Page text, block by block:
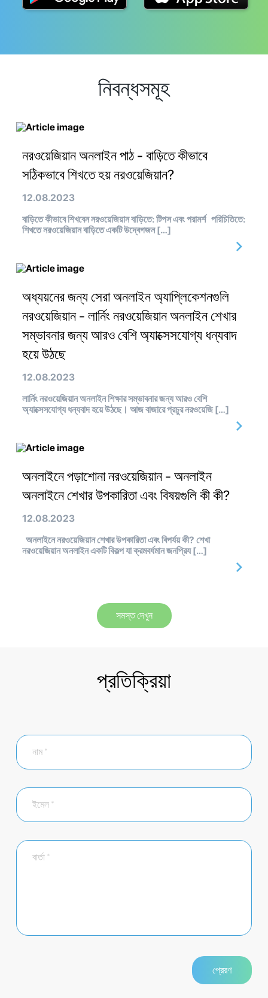
নিবন্ধসমূহ
নরওয়েজিয়ান অনলাইন পাঠ - বাড়িতে কীভাবে
সঠিকভাবে শিখতে হয় নরওয়েজিয়ান?
12.08.2023
বাড়িতে কীভাবে শিখবেন নরওয়েজিয়ান বাড়িতে: টিপস এবং পরামর্শ পরিচিতিতে:
শিখতে নরওয়েজিয়ান বাড়িতে একটি উদ্বেগজন […]
অধ্যয়নের জন্য সেরা অনলাইন অ্যাপ্লিকেশনগুলি
নরওয়েজিয়ান - লার্নিং নরওয়েজিয়ান অনলাইন শেখার
সম্ভাবনার জন্য আরও বেশি অ্যাক্সেসযোগ্য ধন্যবাদ
হয়ে উঠছে
12.08.2023
লার্নিং নরওয়েজিয়ান অনলাইন শিক্ষার সম্ভাবনার জন্য আরও বেশি
অ্যাক্সেসযোগ্য ধন্যবাদ হয়ে উঠছে। আজ বাজারে প্রচুর নরওয়েজি […]
অনলাইনে পড়াশোনা নরওয়েজিয়ান - অনলাইন
অনলাইনে শেখার উপকারিতা এবং বিষয়গুলি কী কী?
12.08.2023
অনলাইনে নরওয়েজিয়ান শেখার উপকারিতা এবং বিপর্যয় কী? শেখা
নরওয়েজিয়ান অনলাইন একটি বিকল্প যা ক্রমবর্ধমান জনপ্রিয […]
সমস্ত দেখুন
প্রতিক্রিয়া